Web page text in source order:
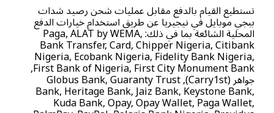
القيام بالدفع مقابل عمليات شحن رصيد شدات
موبايل في نيجيريا عن طريق استخدام خيارات الدفع
المحلية الشائعة بما في ذلك: Paga, ALAT by WEMA,
Bank Transfer, Card, Chipper Nigeria,
Nigeria, Ecobank Nigeria, Fidelity Bank
First Bank of Nigeria, First City Monument Bank,
جواهر (Carry1st), Globus Bank, Guaranty Trust
Bank, Heritage Bank, Jaiz Bank, Keystone
Kuda Bank, Opay, Opay Wallet, Paga